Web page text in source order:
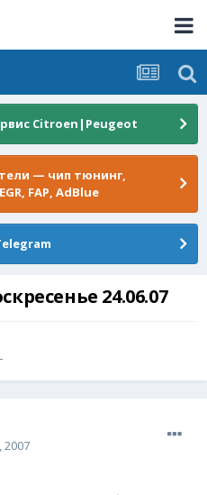
Citroen|Peugeot
— чип тюнинг,
FAP, AdBlue
24.06.07
2007